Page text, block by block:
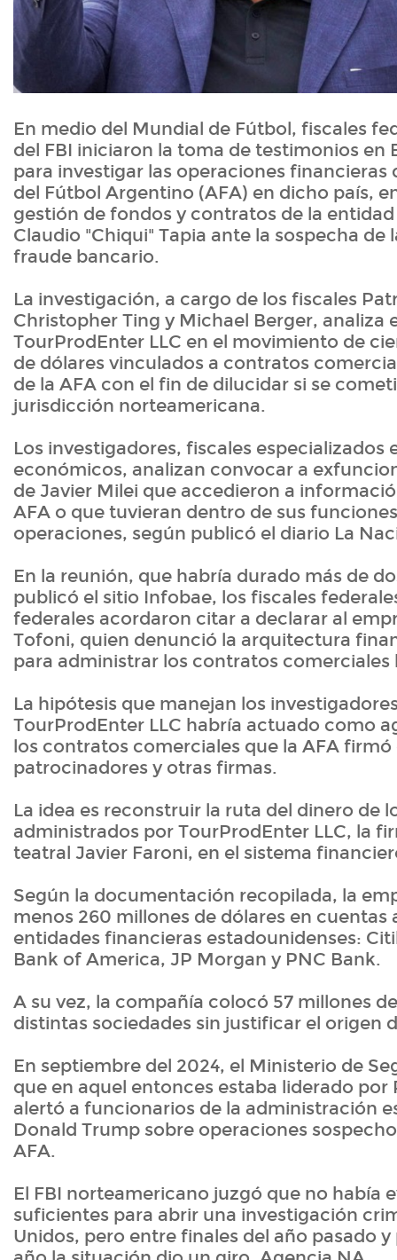
En medio del Mundial de Fútbol, fiscales
del FBI iniciaron la toma de testimonios en
para investigar las operaciones financieras
del Fútbol Argentino (AFA) en dicho país,
gestión de fondos y contratos de la
Claudio "Chiqui" Tapia ante la sospecha de
fraude bancario.
La investigación, a cargo de los fiscales
Christopher Ting y Michael Berger, analiza
TourProdEnter LLC en el movimiento de
de dólares vinculados a contratos
de la AFA con el fin de dilucidar si se
jurisdicción norteamericana.
Los investigadores, fiscales especializados
económicos, analizan convocar a
de Javier Milei que accedieron a
AFA o que tuvieran dentro de sus
operaciones, según publicó el diario La
En la reunión, que habría durado más de
publicó el sitio Infobae, los fiscales
federales acordaron citar a declarar al
Tofoni, quien denunció la arquitectura
para administrar los contratos comerciales
La hipótesis que manejan los
TourProdEnter LLC habría actuado como
los contratos comerciales que la AFA firmó
patrocinadores y otras firmas.
La idea es reconstruir la ruta del dinero de
administrados por TourProdEnter LLC, la
teatral Javier Faroni, en el sistema
Según la documentación recopilada, la
menos 260 millones de dólares en cuentas
entidades financieras estadounidenses:
Bank of America, JP Morgan y PNC Bank.
A su vez, la compañía colocó 57 millones
distintas sociedades sin justificar el origen
En septiembre del 2024, el Ministerio de
que en aquel entonces estaba liderado por
alertó a funcionarios de la administración
Donald Trump sobre operaciones
AFA.
El FBI norteamericano juzgó que no había
suficientes para abrir una investigación
Unidos, pero entre finales del año pasado